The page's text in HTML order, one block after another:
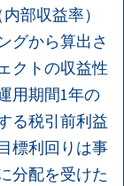
部収益率）
グから算出さ
クトの収益性
用期間1年の
る税引前利益
標利回りは事
分配を受けた